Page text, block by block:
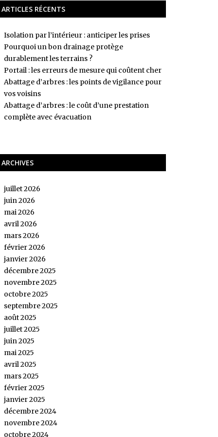
ARTICLES RÉCENTS
Isolation par l’intérieur : anticiper les prises
Pourquoi un bon drainage protège
durablement les terrains ?
Portail : les erreurs de mesure qui coûtent cher
Abattage d’arbres : les points de vigilance pour
vos voisins
Abattage d’arbres : le coût d’une prestation
complète avec évacuation
ARCHIVES
juillet 2026
juin 2026
mai 2026
avril 2026
mars 2026
février 2026
janvier 2026
décembre 2025
novembre 2025
octobre 2025
septembre 2025
août 2025
juillet 2025
juin 2025
mai 2025
avril 2025
mars 2025
février 2025
janvier 2025
décembre 2024
novembre 2024
octobre 2024